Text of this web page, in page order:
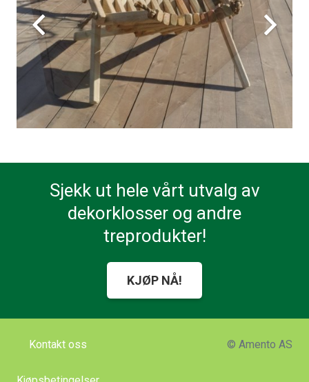
Sjekk ut hele vårt utvalg av
dekorklosser og andre
treprodukter!
KJØP NÅ!
Kontakt oss © Amento AS